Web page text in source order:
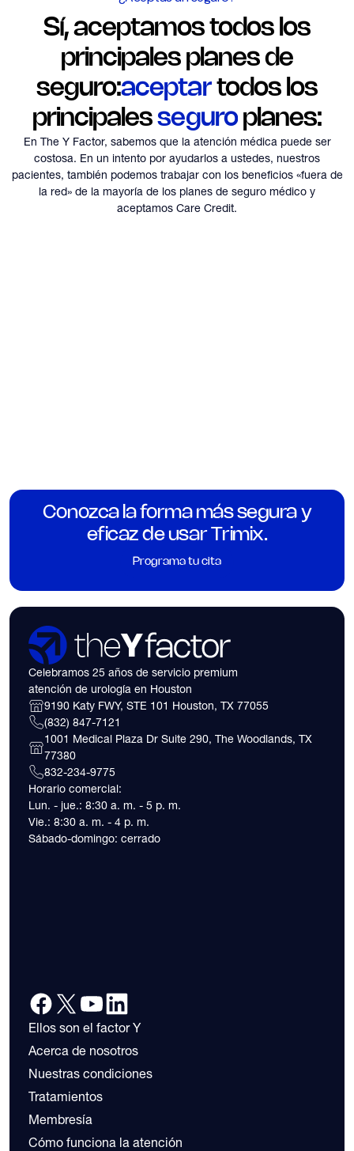
Sí, aceptamos todos los
principales planes de
seguro:aceptartodos los
principalesseguroplanes:
En The Y Factor, sabemos que la atención médica puede ser
costosa. En un intento por ayudarlos a ustedes, nuestros
pacientes, también podemos trabajar con los beneficios «fuera de
la red» de la mayoría de los planes de seguro médico y
aceptamos Care Credit.
Conozca la forma más segura y
eficaz de usar Trimix.
Programa tu cita
Celebramos 25 años de servicio premium
atención de urología en Houston
9190 Katy FWY, STE 101 Houston, TX 77055
(832) 847-7121
1001 Medical Plaza Dr Suite 290, The Woodlands, TX
77380
832-234-9775
Horario comercial:
Lun. - jue.: 8:30 a. m. - 5 p. m.
Vie.: 8:30 a. m. - 4 p. m.
Sábado-domingo: cerrado
Ellos son el factor Y
Acerca de nosotros
Nuestras condiciones
Tratamientos
Membresía
Cómo funciona la atención